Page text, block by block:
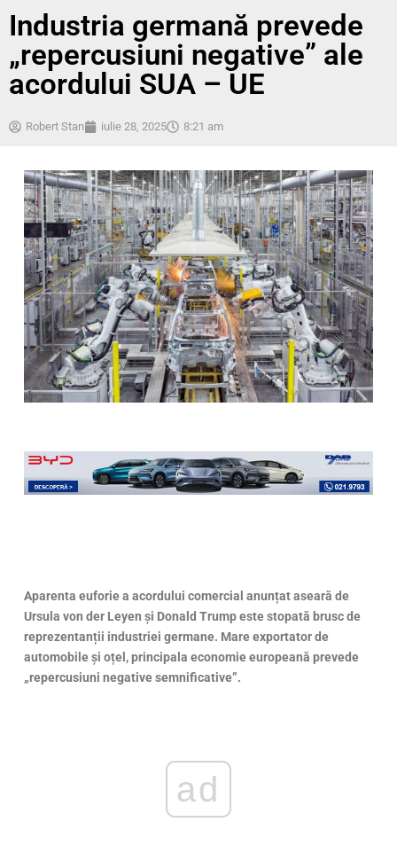
Industria germană prevede
„repercusiuni negative” ale
acordului SUA – UE
Robert Stan iulie 28, 2025 8:21 am
Aparenta euforie a acordului comercial anunțat aseară de
Ursula von der Leyen și Donald Trump este stopată brusc de
reprezentanții industriei germane. Mare exportator de
automobile și oțel, principala economie europeană prevede
„repercusiuni negative semnificative”.
ad